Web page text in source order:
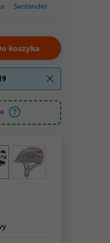
Santander
koszyka